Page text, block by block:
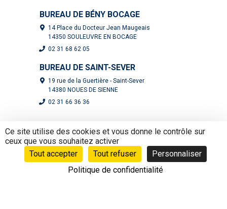
BUREAU DE BÉNY BOCAGE
14 Place du Docteur Jean Maugeais
14350 SOULEUVRE EN BOCAGE
02 31 68 62 05
BUREAU DE SAINT-SEVER
19 rue de la Guertière - Saint-Sever
14380 NOUES DE SIENNE
02 31 66 36 36
Suivez-nous :
Ce site utilise des cookies et vous donne le contrôle sur
ceux que vous souhaitez activer
Tout accepter
Tout refuser
Personnaliser
Politique de confidentialité